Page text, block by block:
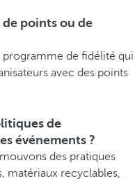
points ou de
programme de fidélité qui
avec des points
de
événements ?
des pratiques
matériaux recyclables,